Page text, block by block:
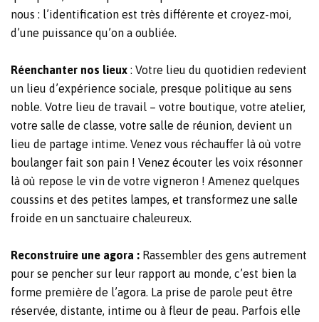
nous : l’identification est très différente et croyez-moi,
d’une puissance qu’on a oubliée.
Réenchanter nos lieux : Votre lieu du quotidien redevient
un lieu d’expérience sociale, presque politique au sens
noble. Votre lieu de travail – votre boutique, votre atelier,
votre salle de classe, votre salle de réunion, devient un
lieu de partage intime. Venez vous réchauffer là où votre
boulanger fait son pain ! Venez écouter les voix résonner
là où repose le vin de votre vigneron ! Amenez quelques
coussins et des petites lampes, et transformez une salle
froide en un sanctuaire chaleureux.
Reconstruire une agora : Rassembler des gens autrement
pour se pencher sur leur rapport au monde, c’est bien la
forme première de l’agora. La prise de parole peut être
réservée, distante, intime ou à fleur de peau. Parfois elle